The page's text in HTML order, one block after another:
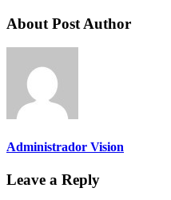
About Post Author
Administrador Vision
Leave a Reply